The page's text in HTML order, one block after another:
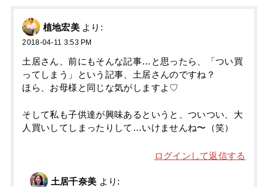
植地宏美 より:
2018-04-11 3:53 PM
土居さん、前にもそんな記事…と思ったら、「つい買
ってしまう」という記事、土居さんのですね？
ほら、お母様と同じな気がしますよ♡
そして私も子供達が興味あるというと、ついつい、大
人買いしてしまったりして…いけませんね〜（笑）
ログインして返信する
土居千奈美 より: